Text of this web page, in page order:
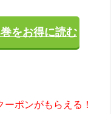
をお得に読む
ーポンがもらえる！